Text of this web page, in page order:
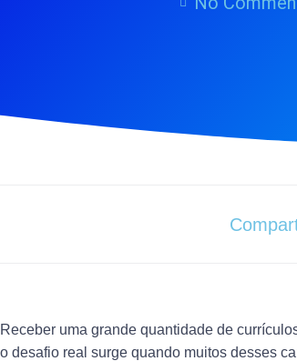
Receber uma grande quantidade de
o desafio real surge quando muitos desses